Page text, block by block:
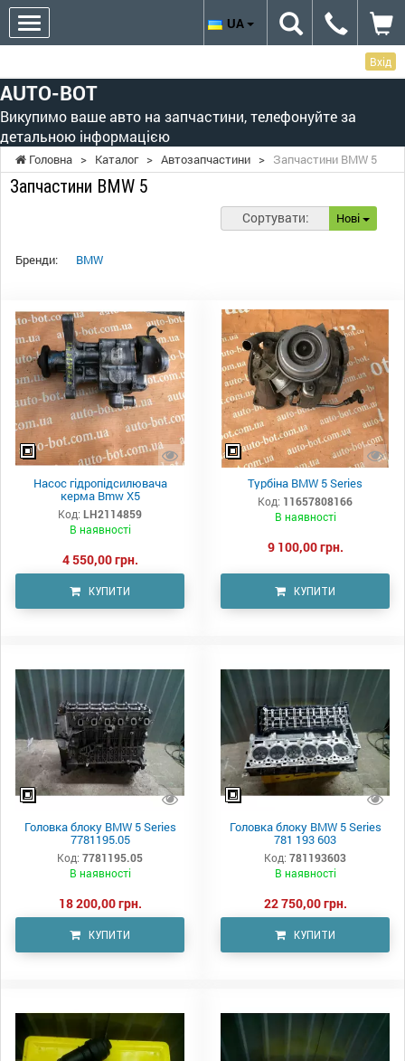
Вхід
AUTO-BOT
Викупимо ваше авто на запчастини, телефонуйте за
детальною інформацією
UA
Головна > Каталог > Автозапчастини > Запчастини BMW 5
Запчастини BMW 5
Сортувати: Нові
Бренди: BMW
Насос гідропідсилювача
керма Bmw X5
Код: LH2114859
В наявності
4 550,00 грн.
КУПИТИ
Турбіна BMW 5 Series
Код: 11657808166
В наявності
9 100,00 грн.
КУПИТИ
Головка блоку BMW 5 Series
7781195.05
Код: 7781195.05
В наявності
18 200,00 грн.
КУПИТИ
Головка блоку BMW 5 Series
781 193 603
Код: 781193603
В наявності
22 750,00 грн.
КУПИТИ